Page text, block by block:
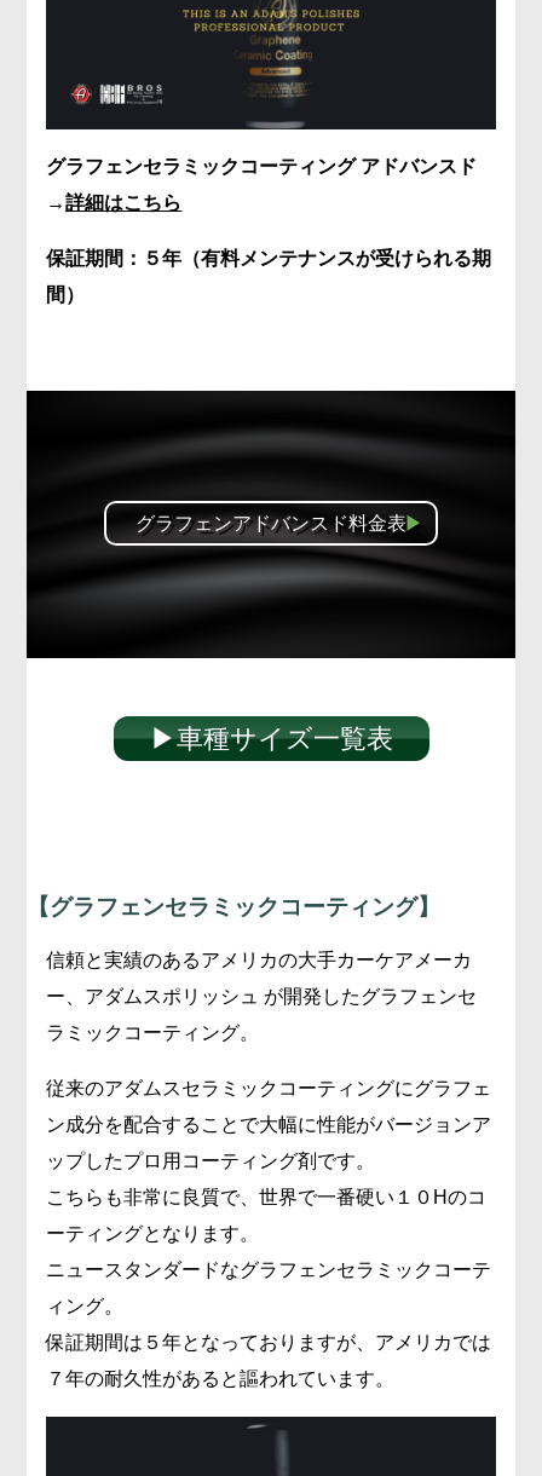
グラフェンセラミックコーティング アドバンスド
→詳細はこちら
保証期間：５年（有料メンテナンスが受けられる期
間）
グラフェンアドバンスド料金表
▶︎車種サイズ一覧表
【グラフェンセラミックコーティング】
信頼と実績のあるアメリカの大手カーケアメーカ
ー、アダムスポリッシュ が開発したグラフェンセ
ラミックコーティング。
従来のアダムスセラミックコーティングにグラフェ
ン成分を配合することで大幅に性能がバージョンア
ップしたプロ用コーティング剤です。
こちらも非常に良質で、世界で一番硬い１０Hのコ
ーティングとなります。
ニュースタンダードなグラフェンセラミックコーテ
ィング。
保証期間は５年となっておりますが、アメリカでは
７年の耐久性があると謳われています。